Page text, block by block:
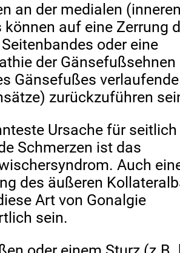
an der medialen
können auf eine Zerrung
oder eine
der Gänsefußsehnen
Gänsefußes verlaufende
zurückzuführen
Ursache für seitlich
Schmerzen ist das
Auch
des äußeren
Art von Gonalgie
sein.